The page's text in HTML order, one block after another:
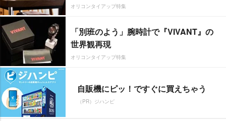
オリコンタイアップ特集
「別班のよう」腕時計で『VIVANT』の
世界観再現
オリコンタイアップ特集
自販機にピッ！ですぐに買えちゃう
（PR）ジハンピ